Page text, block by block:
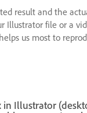
result and the
Illustrator file or a
us most to
in Illustrator